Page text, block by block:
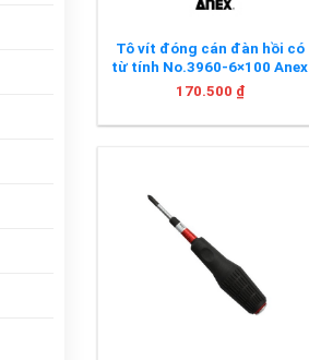
Tô vít đóng cán đàn hồi có
từ tính No.3960-6×100 Anex
170.500 ₫